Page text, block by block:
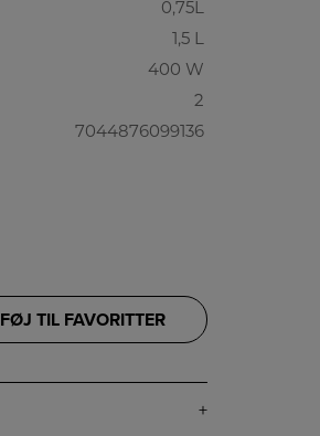
0,75L
1,5 L
400 W
2
7044876099136
FØJ TIL FAVORITTER